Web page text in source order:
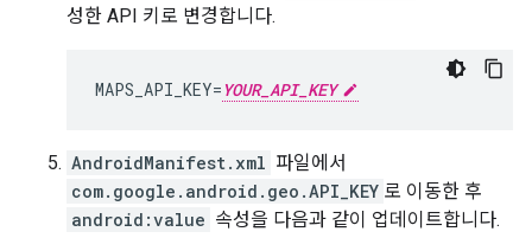
성한 API 키로 변경합니다.
MAPS_API_KEY= YOUR_API_KEY
AndroidManifest.xml 파일에서
com.google.android.geo.API_KEY 로 이동한 후
android:value 속성을 다음과 같이 업데이트합니다.